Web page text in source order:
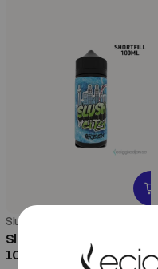
Slush City
Slush City | Green Slush |
100ml Shortfill